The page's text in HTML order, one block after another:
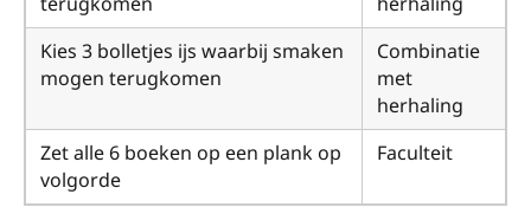
Kies 3 bolletjes ijs waarbij smaken
mogen terugkomen
Combinatie
met
herhaling
Zet alle 6 boeken op een plank op
volgorde
Faculteit